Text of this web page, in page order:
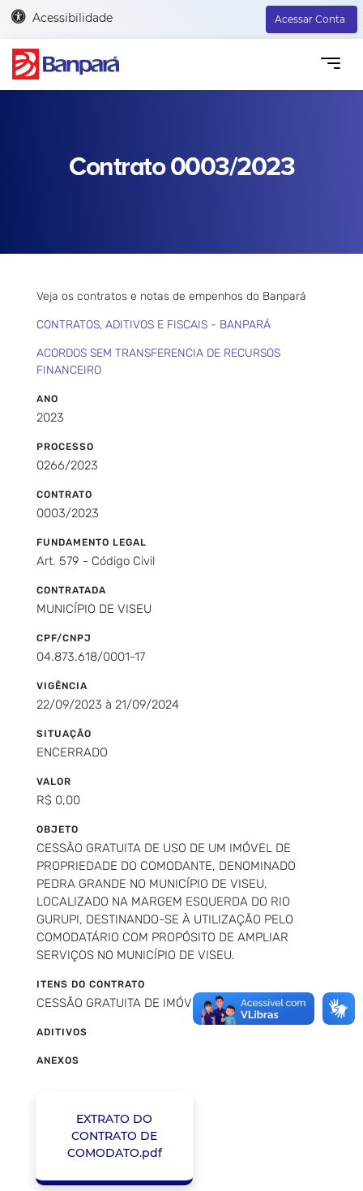
Acessibilidade Acessar Conta
Contrato 0003/2023
Veja os contratos e notas de empenhos do Banpará
CONTRATOS, ADITIVOS E FISCAIS - BANPARÁ
ACORDOS SEM TRANSFERENCIA DE RECURSOS
FINANCEIRO
ANO
2023
PROCESSO
0266/2023
CONTRATO
0003/2023
FUNDAMENTO LEGAL
Art. 579 - Código Civil
CONTRATADA
MUNICÍPIO DE VISEU
CPF/CNPJ
04.873.618/0001-17
VIGÊNCIA
22/09/2023 à 21/09/2024
SITUAÇÃO
ENCERRADO
VALOR
R$ 0,00
OBJETO
CESSÃO GRATUITA DE USO DE UM IMÓVEL DE
PROPRIEDADE DO COMODANTE, DENOMINADO
PEDRA GRANDE NO MUNICÍPIO DE VISEU,
LOCALIZADO NA MARGEM ESQUERDA DO RIO
GURUPI, DESTINANDO-SE À UTILIZAÇÃO PELO
COMODATÁRIO COM PROPÓSITO DE AMPLIAR
SERVIÇOS NO MUNICÍPIO DE VISEU.
ITENS DO CONTRATO
CESSÃO GRATUITA DE IMÓVEL
ADITIVOS
ANEXOS
EXTRATO DO
CONTRATO DE
COMODATO.pdf